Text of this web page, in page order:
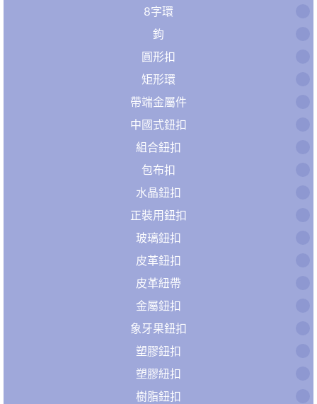
8字環
鉤
圓形扣
矩形環
帶端金屬件
中國式鈕扣
組合鈕扣
包布扣
水晶鈕扣
正裝用鈕扣
玻璃鈕扣
皮革鈕扣
皮革紐帶
金屬鈕扣
象牙果鈕扣
塑膠鈕扣
塑膠紐扣
樹脂鈕扣